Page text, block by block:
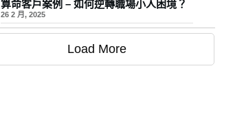
算命客戶案例 – 如何逆轉職場小人困境？
26 2 月, 2025
Load More